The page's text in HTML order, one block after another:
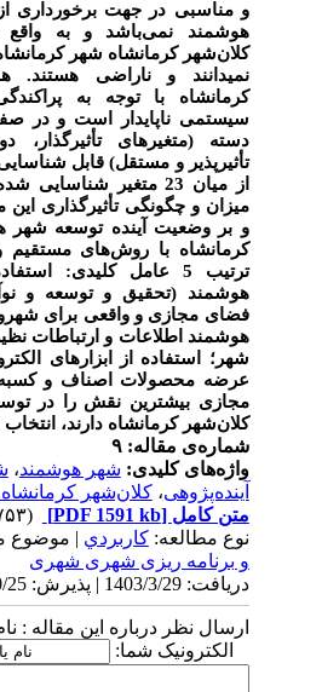
و مناسبی در جهت برخورداری
هوشمند نمی‌باشد و به
کلان‌شهر کرمانشاه شهر
نمی­دانند و ناراضی هستند.
کرمانشاه با توجه به
سیستمی ناپایدار است و در
دسته (متغیرهای
تأثیرگذار،
تأثیرپذیر و مستقل) قابل
از میان 23 متغیر
میزان و چگونگی تأثیرگذاری این
و بر وضعیت آینده توسعه شهر
کرمانشاه با روش‌های مستقیم
ترتیب 5 عامل کلیدی:
هوشمند (تحقیق و توسعه و
فضای مجازی و واقعی برای
هوشمند اطلاعات و ارتباطات
شهر؛ استفاده از ابزارهای
عرضه محصولات اصناف و
مجازی بیشترین نقش را در
کلان‌شهر کرمانشاه دارند،
شماره‌ی مقاله: ۹
واژه‌های کلیدی: شهر هوشمند،
آینده‌پژوهی،کلان‌شهر
متن کامل [PDF 1591 kb]
(۷۵۳ دریافت)
نوع مطالعه:كاربردي | موضوع
و برنامه ریزی شهری شهری
دریافت: 1403/3/29 | پذیرش: 1403/10/25
ارسال نظر درباره این مقاله :
الکترونیک شما: